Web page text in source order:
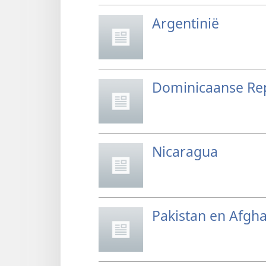
Argentinië
Dominicaanse
Nicaragua
Pakistan en